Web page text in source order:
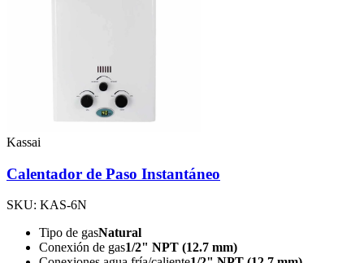
Kassai
Calentador de Paso Instantáneo
SKU: KAS-6N
Tipo de gasNatural
Conexión de gas1/2" NPT (12.7 mm)